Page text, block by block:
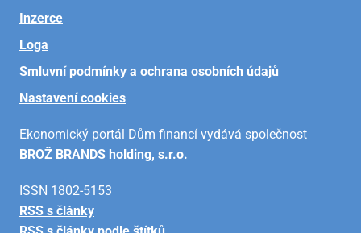
Inzerce
Loga
Smluvní podmínky a ochrana osobních údajů
Nastavení cookies
Ekonomický portál Dům financí vydává společnost
BROŽ BRANDS holding, s.r.o.
ISSN 1802-5153
RSS s články